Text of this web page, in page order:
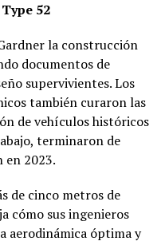
52
la construcción
documentos de
supervivientes. Los
también curaron las
de vehículos históricos
terminaron de
2023.
de cinco metros de
cómo sus ingenieros
aerodinámica óptima y